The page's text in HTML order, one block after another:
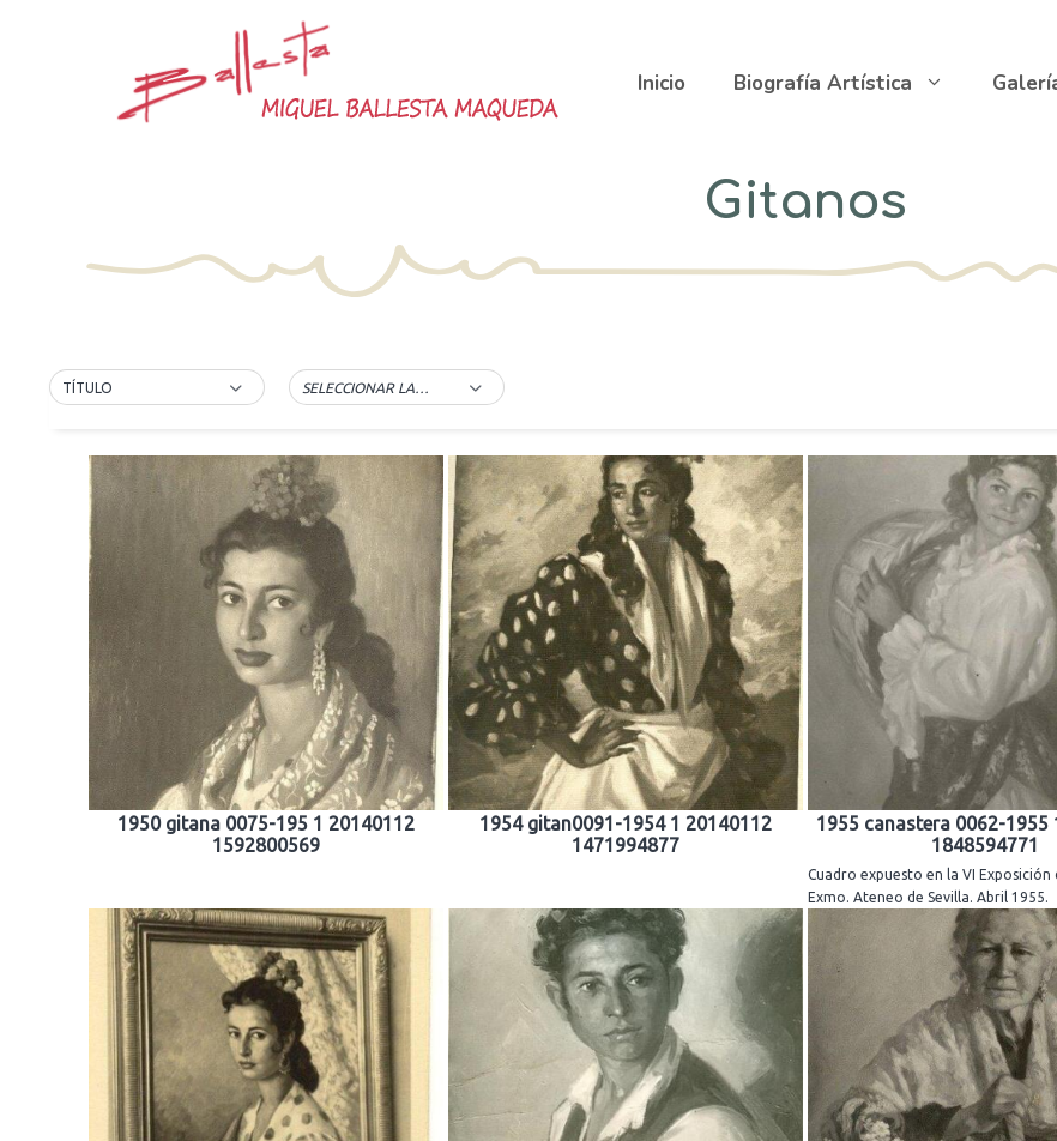
Inicio Biografía Artística
Gitanos
TÍTULO SELECCIONAR LA ETIQUETA
1950 gitana 0075-195 1 20140112
1592800569
1954 gitan0091-1954 1 20140112
1471994877
1955 canastera 0062-1955
1848594771
Cuadro expuesto en la VI Exposición
Exmo. Ateneo de Sevilla. Abril 1955.